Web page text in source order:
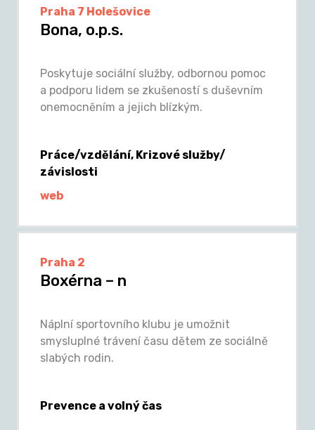
Praha 7 Holešovice
Bona, o.p.s.
Poskytuje sociální služby, odbornou pomoc
a podporu lidem se zkušeností s duševním
onemocněním a jejich blízkým.
Práce/vzdělání, Krizové služby/
závislosti
web
Praha 2
Boxérna – n
Náplní sportovního klubu je umožnit
smysluplné trávení času dětem ze sociálně
slabých rodin.
Prevence a volný čas